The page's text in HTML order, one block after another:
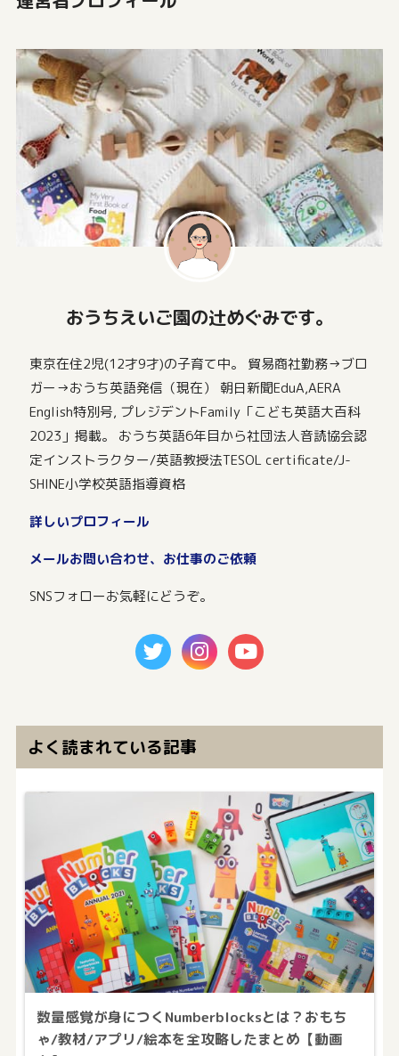
おうちえいご園の辻めぐみです。
東京在住2児(12才9才)の子育て中。 貿易商社勤務→ブロ
ガー→おうち英語発信（現在） 朝日新聞EduA,AERA
English特別号, プレジデントFamily「こども英語大百科
2023」掲載。 おうち英語6年目から社団法人音読協会認
定インストラクター/英語教授法TESOL certificate/J-
SHINE小学校英語指導資格
詳しいプロフィール
メールお問い合わせ、お仕事のご依頼
SNSフォローお気軽にどうぞ。
よく読まれている記事
数量感覚が身につくNumberblocksとは？おもち
ゃ/教材/アプリ/絵本を全攻略したまとめ【動画